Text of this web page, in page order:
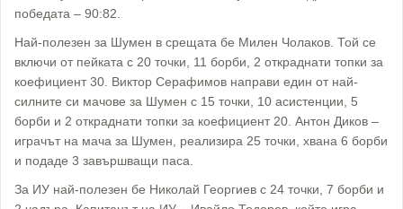
победата – 90:82.
Най-полезен за Шумен в срещата бе Милен Чолаков. Той се
включи от пейката с 20 точки, 11 борби, 2 откраднати топки за
коефициент 30. Виктор Серафимов направи един от най-
силните си мачове за Шумен с 15 точки, 10 асистенции, 5
борби и 2 откраднати топки за коефициент 20. Антон Диков –
играчът на мача за Шумен, реализира 25 точки, хвана 6 борби
и подаде 3 завършващи паса.
За ИУ най-полезен бе Николай Георгиев с 24 точки, 7 борби и